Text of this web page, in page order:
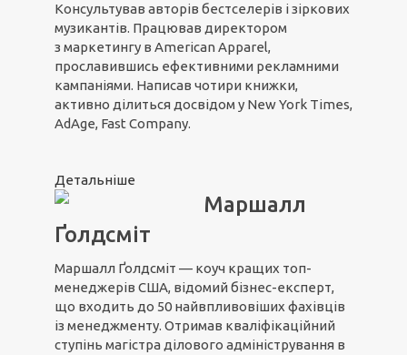
Консультував авторів бестселерів і зіркових
музикантів. Працював директором
з маркетингу в American Apparel,
прославившись ефективними рекламними
кампаніями. Написав чотири книжки,
активно ділиться досвідом у New York Times,
AdAge, Fast Company.
Детальніше
Маршалл
Ґолдсміт
Маршалл Ґолдсміт — коуч кращих топ-
менеджерів США, відомий бізнес-експерт,
що входить до 50 найвпливовіших фахівців
із менеджменту. Отримав кваліфікаційний
ступінь магістра ділового адміністрування в